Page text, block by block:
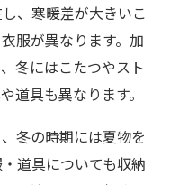
、寒暖差が大きいこ
服が異なります。加
冬にはこたつやスト
道具も異なります。
冬の時期には夏物を
道具についても収納